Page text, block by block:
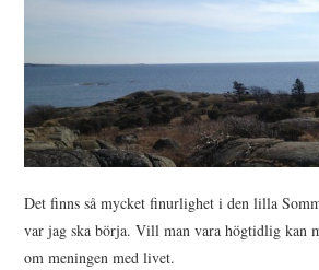
Det finns så mycket finurlighet i den lilla
var jag ska börja. Vill man vara högtidlig kan
om meningen med livet.